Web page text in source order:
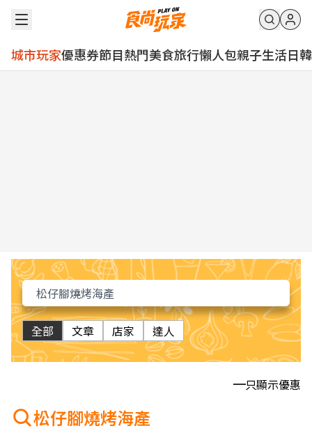
城市玩家優惠券節目熱門美食旅行懶人包親子生活日韓
全部 文章 店家 達人
只顯示優惠
松仔腳燒烤海產